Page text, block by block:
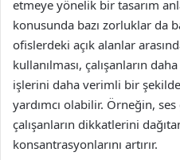
etmeye yönelik bir tasarım
konusunda bazı zorluklar da
ofislerdeki açık alanlar
kullanılması, çalışanların
işlerini daha verimli bir
yardımcı olabilir. Örneğin,
çalışanların dikkatlerini
konsantrasyonlarını artırır.